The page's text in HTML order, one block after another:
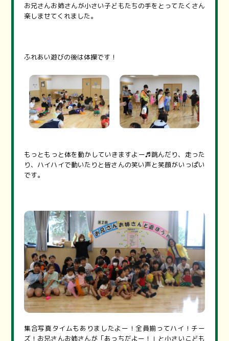
お兄さんお姉さんが小さい子どもたちの手をとってたくさん
楽しませてくれました。
ふれあい遊びの後は体操です！
もっともっと体を動かしていきますよー♬跳んだり、走った
り、ハイハイで動いたりと皆さんの笑い声と笑顔がいっぱい
です。
集合写真タイムもありましたよー！全員揃ってハイ！チー
ズ！お兄さんお姉さんが「あっちだよー！」と小さいこども